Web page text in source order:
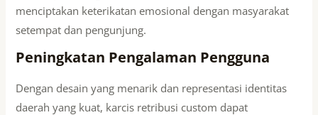
menciptakan keterikatan emosional dengan masyarakat
setempat dan pengunjung.
Peningkatan Pengalaman Pengguna
Dengan desain yang menarik dan representasi identitas
daerah yang kuat, karcis retribusi custom dapat